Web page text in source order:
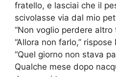
fratello, e lasciai che il
scivolasse via dal mio
“Non voglio perdere altro
“Allora non farlo,” rispose
“Quel giorno non stava
Qualche mese dopo